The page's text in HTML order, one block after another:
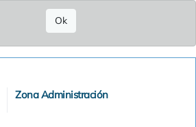
Ok
Zona Administración